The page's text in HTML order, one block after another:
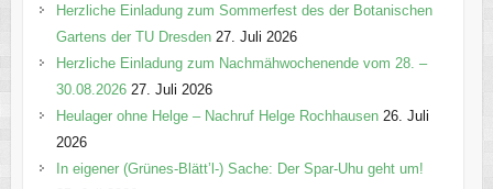
Herzliche Einladung zum Sommerfest des der Botanischen
Gartens der TU Dresden 27. Juli 2026
Herzliche Einladung zum Nachmähwochenende vom 28. –
30.08.2026 27. Juli 2026
Heulager ohne Helge – Nachruf Helge Rochhausen 26. Juli
2026
In eigener (Grünes-Blätt’l-) Sache: Der Spar-Uhu geht um!